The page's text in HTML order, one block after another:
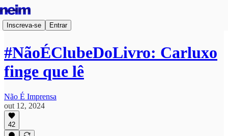
Inscreva-se Entrar
#NãoÉClubeDoLivro: Carluxo
finge que lê
Não É Imprensa
out 12, 2024
42